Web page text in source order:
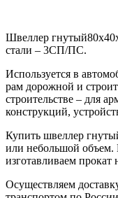
Швеллер
стали – 3СП/ПС.
Используется в
рам дорожной и
строительстве – для
конструкций,
Купить швеллер
или небольшой объем.
изготавливаем
Осуществляем